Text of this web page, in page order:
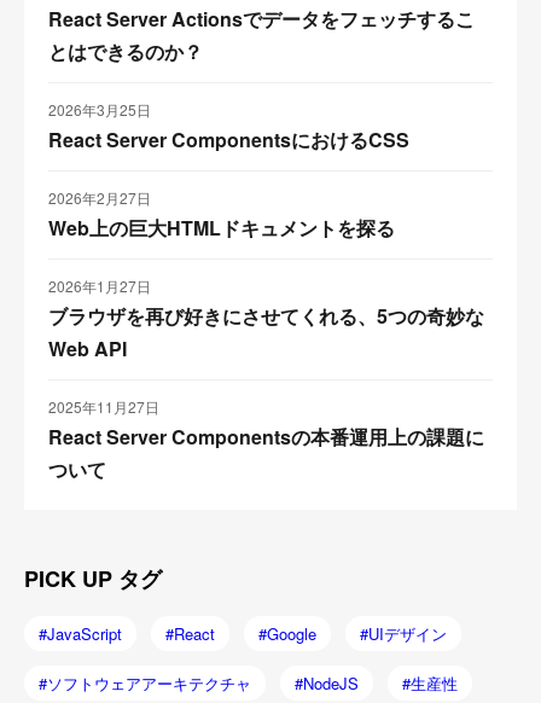
React Server Actionsでデータをフェッチするこ
とはできるのか？
2026年3月25日
React Server ComponentsにおけるCSS
2026年2月27日
Web上の巨大HTMLドキュメントを探る
2026年1月27日
ブラウザを再び好きにさせてくれる、5つの奇妙な
Web API
2025年11月27日
React Server Componentsの本番運用上の課題に
ついて
PICK UP タグ
JavaScript React Google UIデザイン
ソフトウェアアーキテクチャ NodeJS 生産性